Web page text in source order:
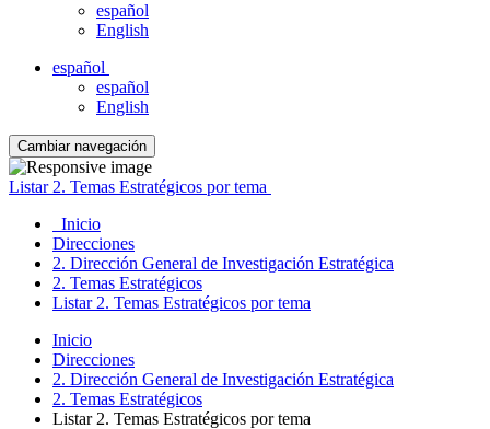
español
English
español
español
English
Cambiar navegación
Listar 2. Temas Estratégicos por tema
Inicio
Direcciones
2. Dirección General de Investigación Estratégica
2. Temas Estratégicos
Listar 2. Temas Estratégicos por tema
Inicio
Direcciones
2. Dirección General de Investigación Estratégica
2. Temas Estratégicos
Listar 2. Temas Estratégicos por tema